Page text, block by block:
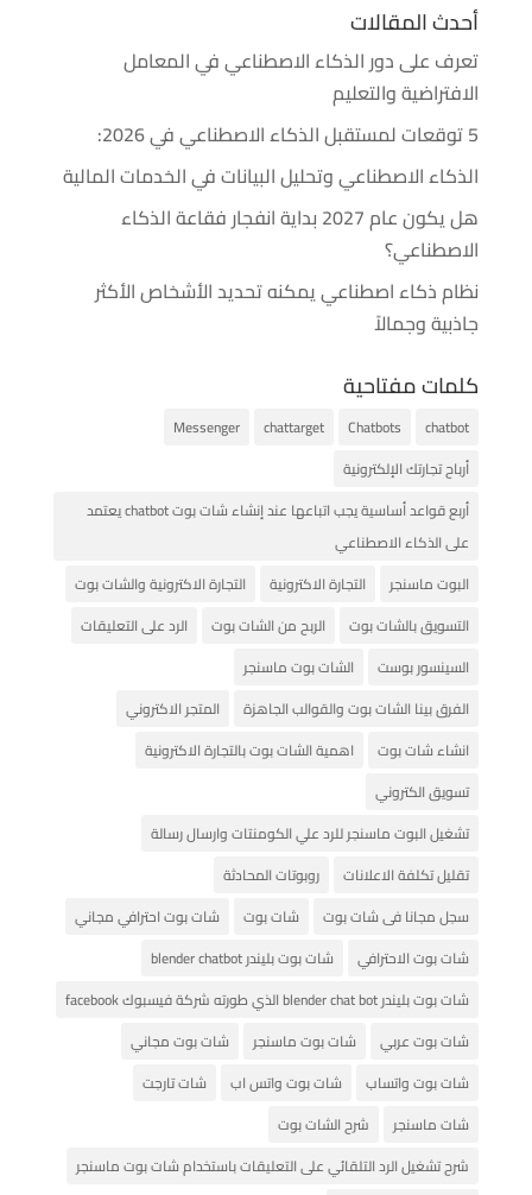
أحدث المقالات
تعرف على دور الذكاء الاصطناعي في المعامل
الافتراضية والتعليم
5 توقعات لمستقبل الذكاء الاصطناعي في 2026:
الذكاء الاصطناعي وتحليل البيانات في الخدمات المالية
هل يكون عام 2027 بداية انفجار فقاعة الذكاء
الاصطناعي؟
نظام ذكاء اصطناعي يمكنه تحديد الأشخاص الأكثر
جاذبية وجمالاً
كلمات مفتاحية
chatbot
Chatbots
chattarget
Messenger
أرباح تجارتك الإلكترونية
أربع قواعد أساسية يجب اتباعها عند إنشاء شات بوت chatbot يعتمد
على الذكاء الاصطناعي
البوت ماسنجر
التجارة الاكترونية
التجارة الاكترونية والشات بوت
التسويق بالشات بوت
الربح من الشات بوت
الرد على التعليقات
السينسور بوست
الشات بوت ماسنجر
الفرق بينا الشات بوت والقوالب الجاهزة
المتجر الاكتروني
انشاء شات بوت
اهمية الشات بوت بالتجارة الاكترونية
تسويق الكتروني
تشغيل البوت ماسنجر للرد علي الكومنتات وارسال رسالة
تقليل تكلفة الاعلانات
روبوتات المحادثة
سجل مجانا فى شات بوت
شات بوت
شات بوت احترافي مجاني
شات بوت الاحترافي
شات بوت بليندر blender chatbot
شات بوت بليندر blender chat bot الذي طورته شركة فيسبوك facebook
شات بوت عربي
شات بوت ماسنجر
شات بوت مجاني
شات بوت واتساب
شات بوت واتس اب
شات تارجت
شات ماسنجر
شرح الشات بوت
شرح تشغيل الرد التلقائي على التعليقات باستخدام شات بوت ماسنجر